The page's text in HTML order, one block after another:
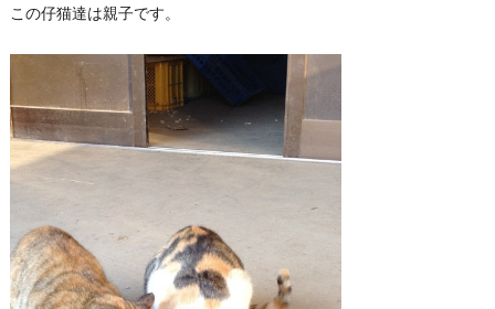
この仔猫達は親子です。